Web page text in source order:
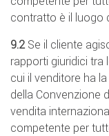
contratto è il luogo
9.2 Se il cliente
rapporti giuridici tra
cui il venditore ha
della Convenzione
vendita
competente per